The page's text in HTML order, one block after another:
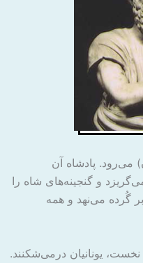
می‌رود. پادشاه آن
و گنجینه‌های شاه را
بر گُرده می‌نهد و همه
یونانیان درمی‌شکنند.